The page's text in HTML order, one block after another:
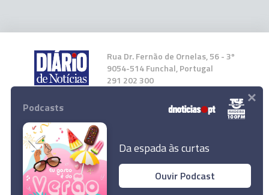
Rua Dr. Fernão de Ornelas, 56 - 3º
9054-514 Funchal, Portugal
291 202 300
Instale a nossa App
© 2026 Empresa Diário de Notícias, Lda.
Podcasts
Da espada às curtas
Ouvir Podcast
×